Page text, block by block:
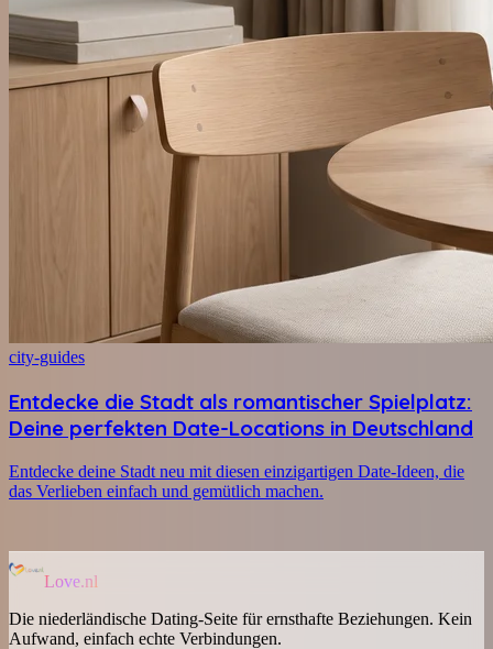
city-guides
Entdecke die Stadt als romantischer Spielplatz:
Deine perfekten Date-Locations in Deutschland
Entdecke deine Stadt neu mit diesen einzigartigen Date-Ideen, die
das Verlieben einfach und gemütlich machen.
Love.nl
Die niederländische Dating-Seite für ernsthafte Beziehungen. Kein
Aufwand, einfach echte Verbindungen.